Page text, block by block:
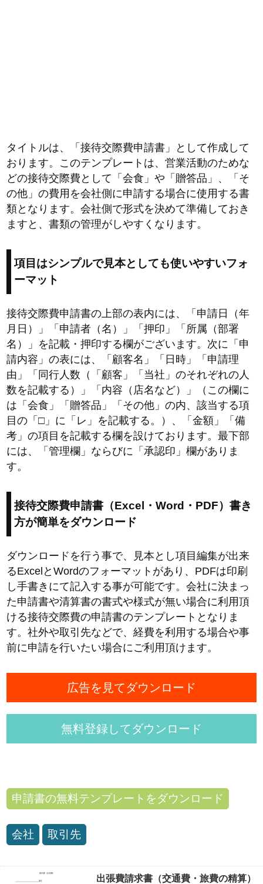
タイトルは、「接待交際費申請書」として作成して
おります。このテンプレートは、営業活動のためな
どの接待交際費として「会食」や「贈答品」、「そ
の他」の費用を会社側に申請する場合に使用する書
類となります。会社側で形式を決めて準備しておき
ますと、書類の管理がしやすくなります。
項目はシンプルで見本としても使いやすいフォ
ーマット
接待交際費申請書の上部の表内には、「申請日（年
月日）」「申請者（名）」「押印」「所属（部署
名）」を記載・押印する欄がございます。次に「申
請内容」の表には、「顧客名」「日時」「申請理
由」「同行人数（「顧客」「当社」のそれぞれの人
数を記載する）」「内容（店名など）」（この欄に
は「会食」「贈答品」「その他」の内、該当する項
目の「□」に「レ」を記載する。）、「金額」「備
考」の項目を記載する欄を設けております。最下部
には、「管理欄」ならびに「承認印」欄がありま
す。
接待交際費申請書（Excel・Word・PDF）書き
方が簡単をダウンロード
ダウンロードを行う事で、見本とし項目編集が出来
るExcelとWordのフォーマットがあり、PDFは印刷
し手書きにて記入する事が可能です。会社に決まっ
た申請書や清算書の書式や様式が無い場合に利用頂
ける接待交際費の申請書のテンプレートとなりま
す。社外や取引先などで、経費を利用する場合や事
前に申請を行いたい場合にご利用頂けます。
広告を見てダウンロード
無料登録してダウンロード
申請書の無料テンプレートをダウンロード
会社 取引先
出張費請求書（交通費・旅費の精算）